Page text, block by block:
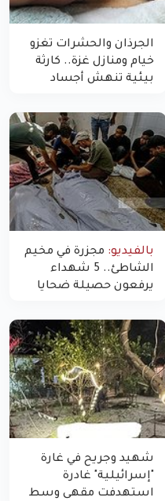
الجرذان والحشرات تغزو
خيام ومنازل غزة.. كارثة
بيئية تنهش أجساد
بالفيديو: مجزرة في مخيم
الشاطئ.. 5 شهداء
يرفعون حصيلة ضحايا
شهيد وجريح في غارة
"إسرائيلية" غادرة
استهدفت مقهى وسط